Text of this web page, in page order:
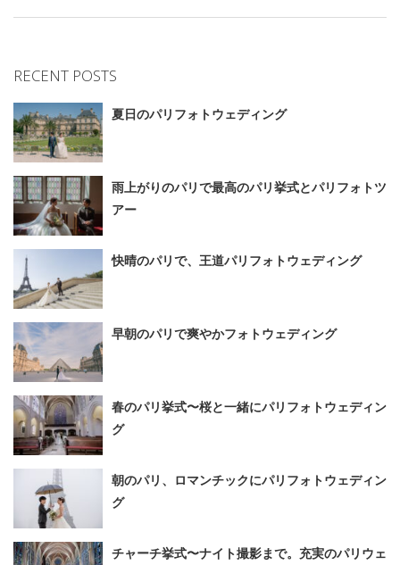
RECENT POSTS
夏日のパリフォトウェディング
雨上がりのパリで最高のパリ挙式とパリフォトツ
アー
快晴のパリで、王道パリフォトウェディング
早朝のパリで爽やかフォトウェディング
春のパリ挙式〜桜と一緒にパリフォトウェディン
グ
朝のパリ、ロマンチックにパリフォトウェディン
グ
チャーチ挙式〜ナイト撮影まで。充実のパリウェ